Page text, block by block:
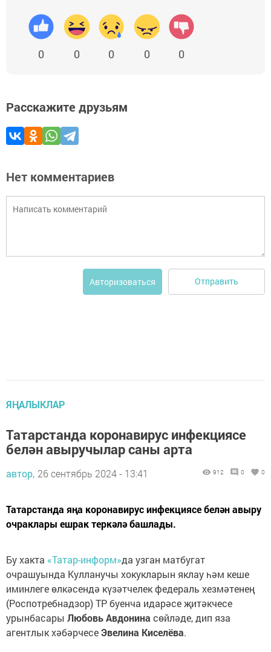
0 0 0 0 0
Расскажите друзьям
Нет комментариев
Авторизоваться Отправить
ЯҢАЛЫКЛАР
Татарстанда коронавирус инфекциясе
белән авыручылар саны арта
автор, 26 сентябрь 2024 - 13:41 912 0 0
Татарстанда яңа коронавирус инфекциясе белән авыру
очраклары ешрак теркәлә башлады.
Бу хакта «Татар-информ»да узган матбугат
очрашуында Кулланучы хокукларын яклау һәм кеше
иминлеге өлкәсендә күзәтчелек федераль хезмәтенең
(Роспотребнадзор) ТР буенча идарәсе җитәкчесе
урынбасары Любовь Авдонина сөйләде, дип яза
агентлык хәбәрчесеЭвелина Киселёва.